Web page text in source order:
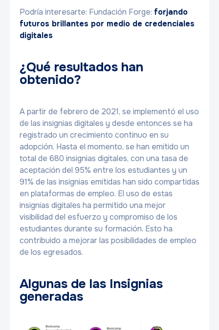
Podría interesarte: Fundación Forge: forjando
futuros brillantes por medio de credenciales
digitales
¿Qué resultados han
obtenido?
A partir de febrero de 2021, se implementó el uso
de las insignias digitales y desde entonces se ha
registrado un crecimiento continuo en su
adopción. Hasta el momento, se han emitido un
total de 680 insignias digitales, con una tasa de
aceptación del 95% entre los estudiantes y un
91% de las insignias emitidas han sido compartidas
en plataformas de empleo. El uso de estas
insignias digitales ha permitido una mejor
visibilidad del esfuerzo y compromiso de los
estudiantes durante su formación. Esto ha
contribuido a mejorar las posibilidades de empleo
de los egresados.
Algunas de las Insignias
generadas